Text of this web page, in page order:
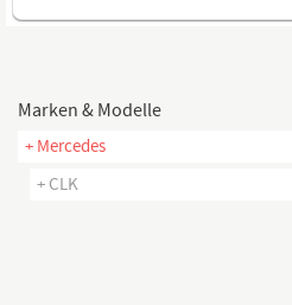
Marken & Modelle
+ Mercedes
+ CLK